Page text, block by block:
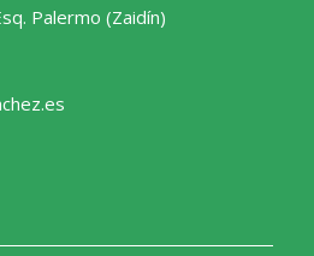
Palermo (Zaidín)